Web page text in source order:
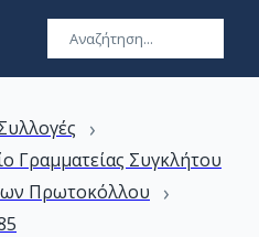
›
Γραμματείας Συγκλήτου
Πρωτοκόλλου ›